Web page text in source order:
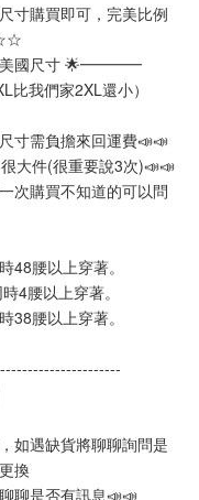
寸購買即可，完美比例
國尺寸 🌟━━━━
比我們家2XL還小）
寸需負擔來回運費📣📣
大件(很重要說3次)📣📣
次購買不知道的可以問
48腰以上穿著。
4腰以上穿著。
38腰以上穿著。
如遇缺貨將聊聊詢問是
換
聊是否有訊息📣📣